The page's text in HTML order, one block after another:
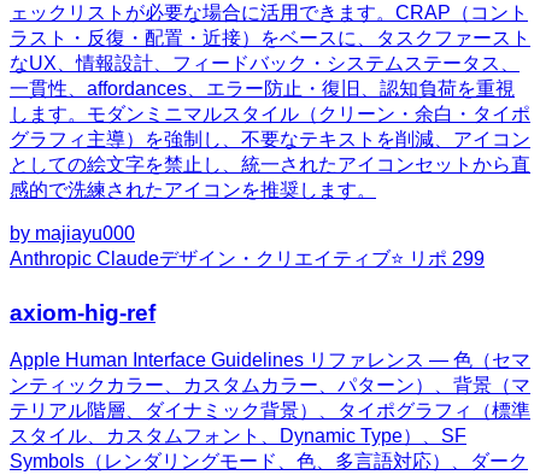
ェックリストが必要な場合に活用できます。CRAP（コント
ラスト・反復・配置・近接）をベースに、タスクファースト
なUX、情報設計、フィードバック・システムステータス、
一貫性、affordances、エラー防止・復旧、認知負荷を重視
します。モダンミニマルスタイル（クリーン・余白・タイポ
グラフィ主導）を強制し、不要なテキストを削減、アイコン
としての絵文字を禁止し、統一されたアイコンセットから直
感的で洗練されたアイコンを推奨します。
by majiayu000
Anthropic Claudeデザイン・クリエイティブ⭐ リポ 299
axiom-hig-ref
Apple Human Interface Guidelines リファレンス — 色（セマ
ンティックカラー、カスタムカラー、パターン）、背景（マ
テリアル階層、ダイナミック背景）、タイポグラフィ（標準
スタイル、カスタムフォント、Dynamic Type）、SF
Symbols（レンダリングモード、色、多言語対応）、ダーク